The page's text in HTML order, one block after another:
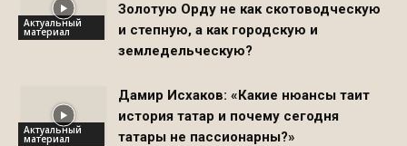
Актуальный
материал
Золотую Орду не как скотоводческую
и степную, а как городскую и
земледельческую?
Актуальный
материал
Дамир Исхаков: «Какие нюансы таит
история татар и почему сегодня
татары не пассионарны?»